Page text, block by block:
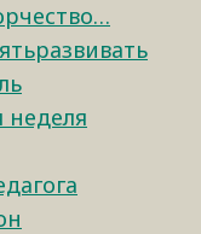
неделя